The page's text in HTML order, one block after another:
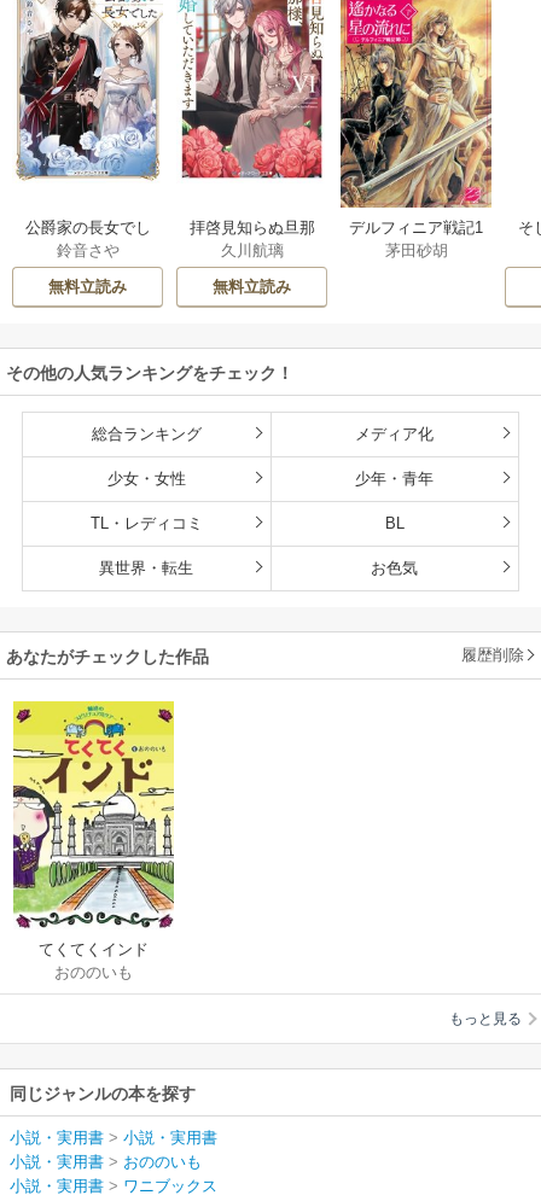
公爵家の長女でし
た
鈴音さや
無料立読み
拝啓見知らぬ旦那
様、離婚していた
だきます
久川航璃
無料立読み
デルフィニア戦記1
茅田砂胡
そ
その他の人気ランキングをチェック！
総合ランキング メディア化
少女・女性 少年・青年
TL・レディコミ BL
異世界・転生 お色気
あなたがチェックした作品 履歴削除
てくてくインド
おののいも
もっと見る
同じジャンルの本を探す
小説・実用書 > 小説・実用書
小説・実用書 > おののいも
小説・実用書 > ワニブックス